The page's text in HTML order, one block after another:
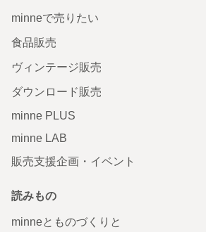
minneで売りたい
食品販売
ヴィンテージ販売
ダウンロード販売
minne PLUS
minne LAB
販売支援企画・イベント
読みもの
minneとものづくりと